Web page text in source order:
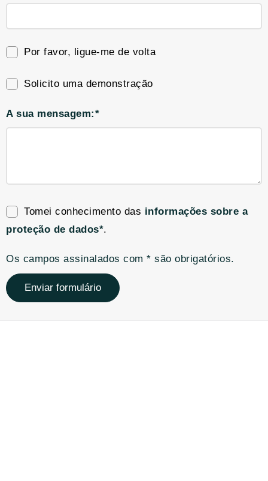
Por favor, ligue-me de volta
Solicito uma demonstração
A sua mensagem:*
Tomei conhecimento das informações sobre a
proteção de dados*.
Os campos assinalados com * são obrigatórios.
Enviar formulário